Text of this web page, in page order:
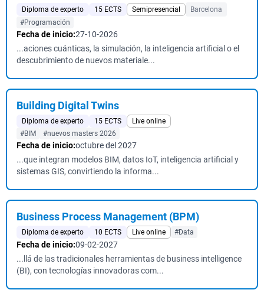
Diploma de experto 15 ECTS Semipresencial
Barcelona
#Programación
Fecha de inicio:27-10-2026
...aciones cuánticas, la simulación, la inteligencia artificial o el
descubrimiento de nuevos materiale...
Building Digital Twins
Diploma de experto 15 ECTS
Live online
#BIM
#nuevos masters 2026
Fecha de inicio:octubre del 2027
...que integran modelos BIM, datos IoT, inteligencia artificial y
sistemas GIS, convirtiendo la informa...
Business Process Management (BPM)
Diploma de experto 10 ECTS Live online #Data
Fecha de inicio:09-02-2027
...llá de las tradicionales herramientas de business intelligence
(BI), con tecnologías innovadoras com...